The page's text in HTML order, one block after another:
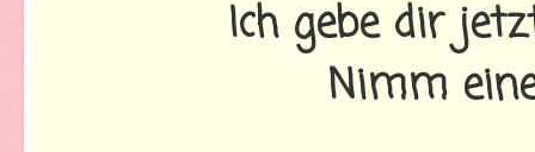
Ich gebe dir
Nimm